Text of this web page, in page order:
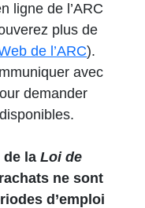
ligne de l’ARC
plus de
de l’ARCs’ouvre
).
avec
demander
de laLoi de
ne sont
d’emploi